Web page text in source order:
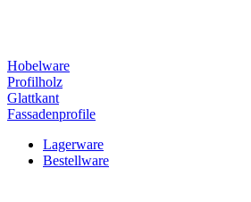
Hobelware
Profilholz
Glattkant
Fassadenprofile
Lagerware
Bestellware